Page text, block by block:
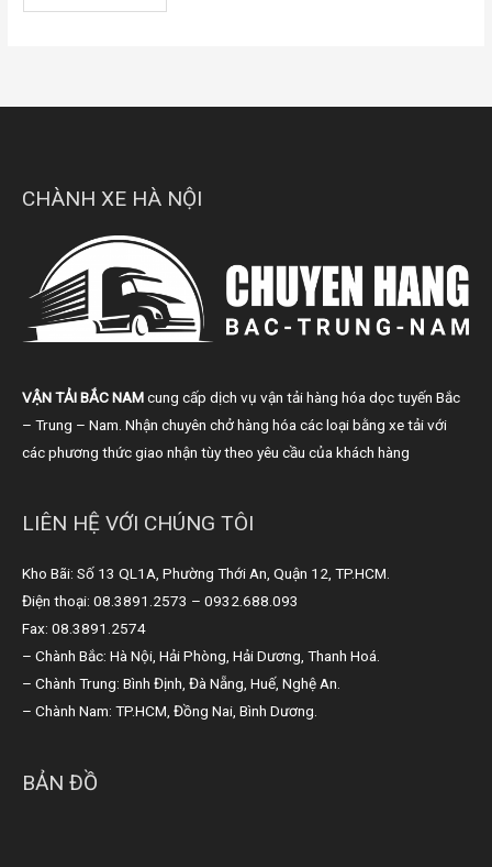
CHÀNH XE HÀ NỘI
VẬN TẢI BẮC NAMcung cấp dịch vụ vận tải hàng hóa dọc tuyến Bắc
– Trung – Nam. Nhận chuyên chở hàng hóa các loại bằng xe tải với
các phương thức giao nhận tùy theo yêu cầu của khách hàng
LIÊN HỆ VỚI CHÚNG TÔI
Kho Bãi: Số 13 QL1A, Phường Thới An, Quận 12, TP.HCM.
Điện thoại: 08.3891.2573 – 0932.688.093
Fax: 08.3891.2574
– Chành Bắc: Hà Nội, Hải Phòng, Hải Dương, Thanh Hoá.
– Chành Trung: Bình Định, Đà Nẵng, Huế, Nghệ An.
– Chành Nam: TP.HCM, Đồng Nai, Bình Dương.
BẢN ĐỒ